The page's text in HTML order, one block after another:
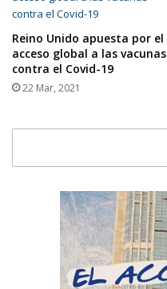
Reino Unido apuesta por el
acceso global a las vacunas
contra el Covid-19
22 Mar, 2021